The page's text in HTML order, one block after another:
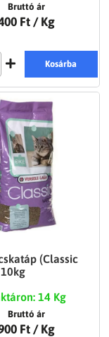
Bruttó ár
Ft / Kg
Kosárba
(Classic
14 Kg
Bruttó ár
Ft / Kg